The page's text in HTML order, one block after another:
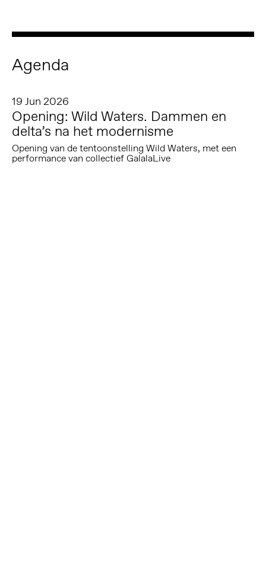
Agenda
19 Jun 2026
Opening: Wild Waters. Dammen en
delta’s na het modernisme
Opening van de tentoonstelling Wild Waters, met een
performance van collectief GalalaLive